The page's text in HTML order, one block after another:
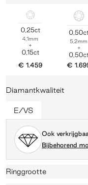
0,25ct
4,1mm
+
0,15ct
€ 1.459
5,2mm
+
€
Diamantkwaliteit
E/VS
Ook
Bijbehorend
Ringgrootte